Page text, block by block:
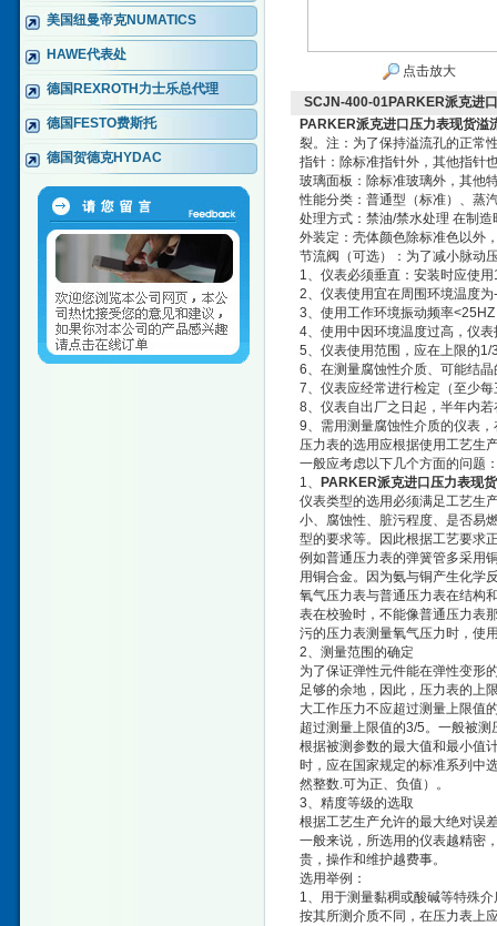
美国纽曼帝克NUMATICS
HAWE代表处
德国REXROTH力士乐总代理
德国FESTO费斯托
德国贺德克HYDAC
点击放大
SCJN-400-01PARKER派克进
PARKER派克进口压力表现货溢
裂。注：为了保持溢流孔的正常
指针：除标准指针外，其他指针
玻璃面板：除标准玻璃外，其他
性能分类：普通型（标准）、蒸
处理方式：禁油/禁水处理 在制
外装定：壳体颜色除标准色以外
节流阀（可选）：为了减小脉动
1、仪表必须垂直：安装时应使
2、仪表使用宜在周围环境温度
3、使用工作环境振动频率
4、使用中因环境温度过高，仪
5、仪表使用范围，应在上限的1/
6、在测量腐蚀性介质、可能结
7、仪表应经常进行检定（至少
8、仪表自出厂之日起，半年内
9、需用测量腐蚀性介质的仪表
压力表的选用应根据使用工艺生
一般应考虑以下几个方面的问题
1、
PARKER派克进口压力表现货
仪表类型的选用必须满足工艺生
小、腐蚀性、脏污程度、是否易
型的要求等。因此根据工艺要求
例如普通压力表的弹簧管多采用
用铜合金。因为氨与铜产生化学
氧气压力表与普通压力表在结构
表在校验时，不能像普通压力表
污的压力表测量氧气压力时，使
2、测量范围的确定
为了保证弹性元件能在弹性变形
足够的余地，因此，压力表的上
大工作压力不应超过测量上限值
超过测量上限值的3/5。一般被
根据被测参数的最大值和最小值
时，应在国家规定的标准系列中
然整数.可为正、负值）。
3、精度等级的选取
根据工艺生产允许的最大绝对误
一般来说，所选用的仪表越精密
贵，操作和维护越费事。
选用举例：
1、用于测量黏稠或酸碱等特殊
按其所测介质不同，在压力表上